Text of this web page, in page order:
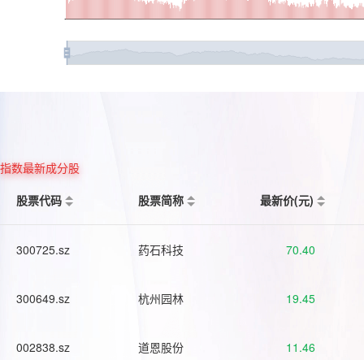
指数最新成分股
股票代码
股票简称 最新价(元)
300725.sz 药石科技 70.40
300649.sz 杭州园林 19.45
002838.sz 道恩股份 11.46